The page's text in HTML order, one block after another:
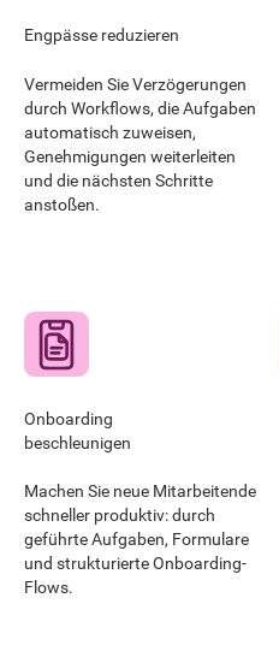
Engpässe reduzieren
Vermeiden Sie Verzögerungen
durch Workflows, die Aufgaben
automatisch zuweisen,
Genehmigungen weiterleiten
und die nächsten Schritte
anstoßen.
Onboarding
beschleunigen
Machen Sie neue Mitarbeitende
schneller produktiv: durch
geführte Aufgaben, Formulare
und strukturierte Onboarding-
Flows.